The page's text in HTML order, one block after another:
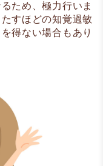
ため、極力行いま
すほどの知覚過敏
得ない場合もあり